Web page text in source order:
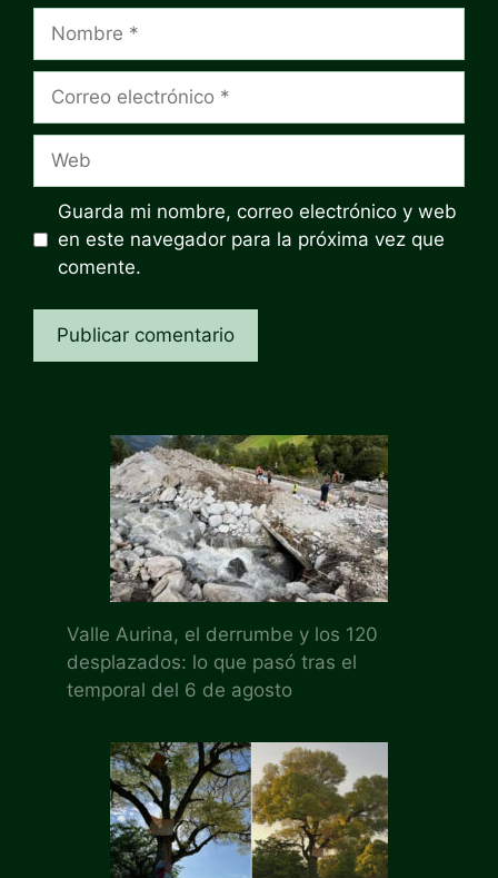
electrónico
Guarda mi nombre, correo electrónico y web
en este navegador para la próxima vez que
comente.
Valle Aurina, el derrumbe y los 120
desplazados: lo que pasó tras el
temporal del 6 de agosto